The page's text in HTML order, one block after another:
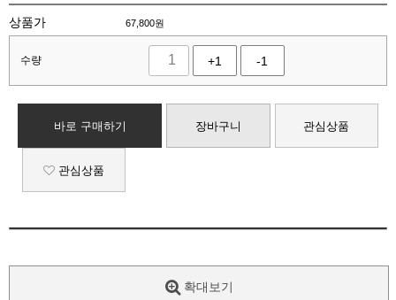
상품가 67,800원
수량 +1 -1
바로 구매하기 장바구니 관심상품
관심상품
확대보기